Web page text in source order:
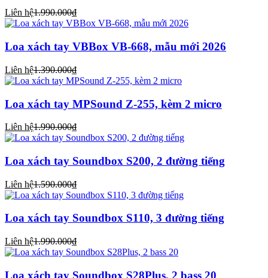
Liên hệ1.990.000₫
Loa xách tay VBBox VB-668, mẫu mới 2026
Liên hệ1.390.000₫
Loa xách tay MPSound Z-255, kèm 2 micro
Liên hệ1.990.000₫
Loa xách tay Soundbox S200, 2 đường tiếng
Liên hệ1.590.000₫
Loa xách tay Soundbox S110, 3 đường tiếng
Liên hệ1.990.000₫
Loa xách tay Soundbox S28Plus, 2 bass 20